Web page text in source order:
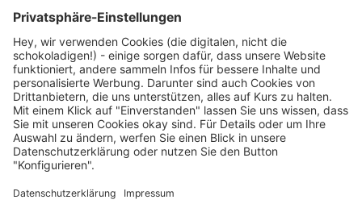
Folgen Sie rehashop auch auf folgenden Kanälen
* Alle Preise inkl. gesetzl. Mehrwertsteuer zzgl.
Versandkosten wenn nicht anders beschrieben